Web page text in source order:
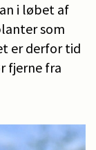
i løbet af
som
er derfor tid
fjerne fra